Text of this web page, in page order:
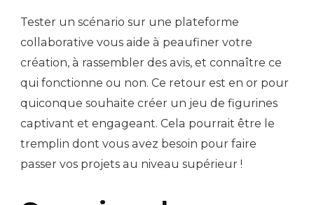
Tester un scénario sur une plateforme
collaborative vous aide à peaufiner votre
création, à rassembler des avis, et connaître ce
qui fonctionne ou non. Ce retour est en or pour
quiconque souhaite créer un jeu de figurines
captivant et engageant. Cela pourrait être le
tremplin dont vous avez besoin pour faire
passer vos projets au niveau supérieur !